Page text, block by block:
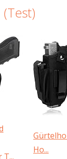
Ho...